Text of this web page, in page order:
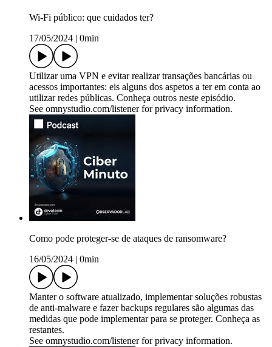
Wi-Fi público: que cuidados ter?
17/05/2024
0min
Utilizar uma VPN e evitar realizar transações bancárias ou
acessos importantes: eis alguns dos aspetos a ter em conta ao
utilizar redes públicas. Conheça outros neste episódio.
See omnystudio.com/listener for privacy information.
Como pode proteger-se de ataques de ransomware?
16/05/2024
0min
Manter o software atualizado, implementar soluções robustas
de anti-malware e fazer backups regulares são algumas das
medidas que pode implementar para se proteger. Conheça as
restantes.
See omnystudio.com/listener for privacy information.